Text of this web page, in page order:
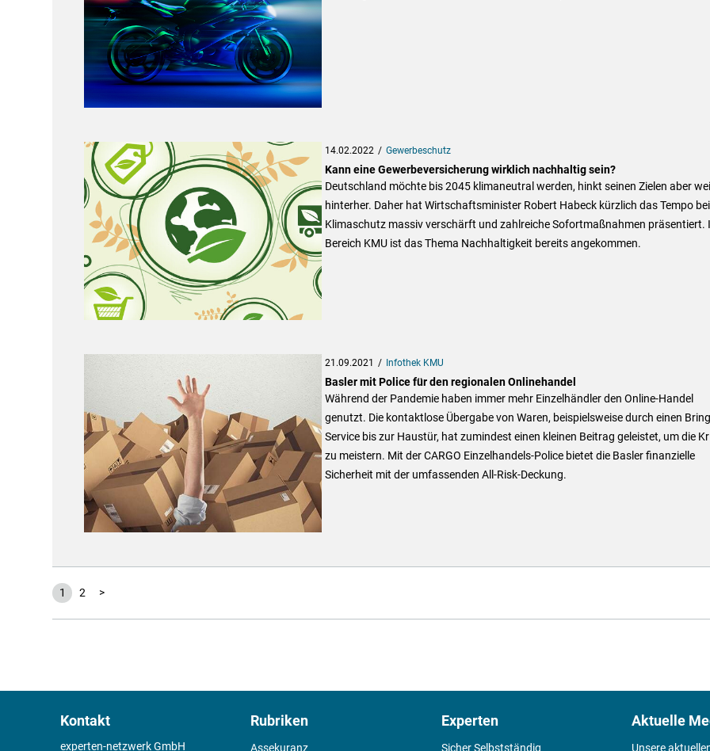
14.02.2022 Gewerbeschutz
Kann eine Gewerbeversicherung wirklich nachhaltig sein?
Deutschland möchte bis 2045 klimaneutral werden, hinkt seinen Zielen aber
hinterher. Daher hat Wirtschaftsminister Robert Habeck kürzlich das Tempo
Klimaschutz massiv verschärft und zahlreiche Sofortmaßnahmen präsentiert.
Bereich KMU ist das Thema Nachhaltigkeit bereits angekommen.
21.09.2021 Infothek KMU
Basler mit Police für den regionalen Onlinehandel
Während der Pandemie haben immer mehr Einzelhändler den Online-Handel
genutzt. Die kontaktlose Übergabe von Waren, beispielsweise durch einen
Service bis zur Haustür, hat zumindest einen kleinen Beitrag geleistet, um die
zu meistern. Mit der CARGO Einzelhandels-Police bietet die Basler finanzielle
Sicherheit mit der umfassenden All-Risk-Deckung.
1 2 >
Kontakt
experten-netzwerk GmbH
Rubriken
Assekuranz
Experten
Sicher Selbstständig
Aktuelle
Unsere